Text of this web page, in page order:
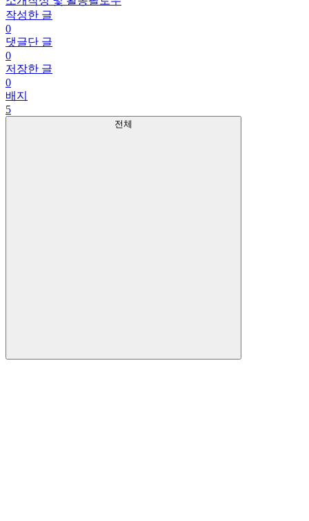
작성한 글
0
댓글단 글
0
저장한 글
0
배지
5
전체